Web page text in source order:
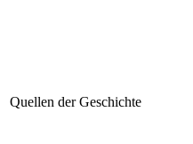
Quellen der Geschichte